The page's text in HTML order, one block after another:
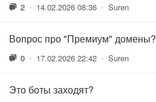
2 • 14.02.2026 08:36 • Suren
Вопрос про "Премиум" домены?
0 • 17.02.2026 22:42 • Suren
Это боты заходят?